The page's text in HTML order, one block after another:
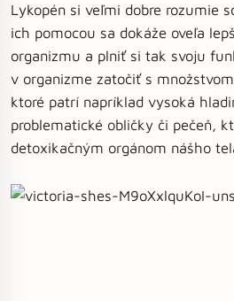
Lykopén si veľmi dobre rozumie
ich pomocou sa dokáže oveľa
organizmu a plniť si tak svoju
v organizme zatočiť s
ktoré patrí napríklad vysoká
problematické obličky či pečeň,
detoxikačným orgánom nášho